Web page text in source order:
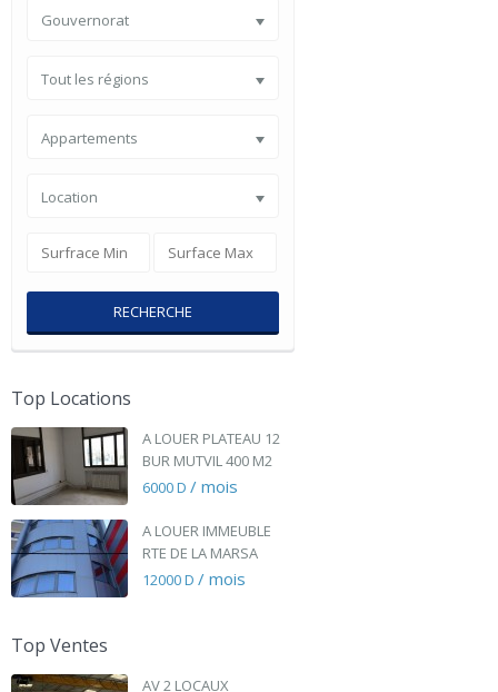
Gouvernorat
Tout les régions
Appartements
Location
RECHERCHE
Top Locations
A LOUER PLATEAU 12
BUR MUTVIL 400 M2
6000 D / mois
A LOUER IMMEUBLE
RTE DE LA MARSA
12000 D / mois
Top Ventes
AV 2 LOCAUX